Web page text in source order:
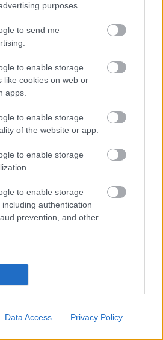
purposes.
to send me
to enable storage
like cookies on web or
apps.
to enable storage
of the website or app.
to enable storage
to enable storage
authentication
prevention, and other
Data Access Privacy Policy
vsManchester
2026-08-15 18:00